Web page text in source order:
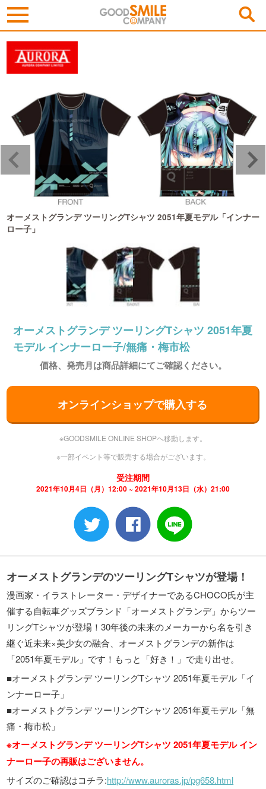
オーメストグランデ ツーリングTシャツ 2051年夏モデル「インナー
ロー子」
オーメストグランデ ツーリングTシャツ 2051年夏
モデル インナーロー子/無痛・梅市松
価格、発売月は商品詳細にてご確認ください。
オンラインショップで購入する
※GOODSMILE ONLINE SHOPへ移動します。
※一部イベント等で販売する場合がございます。
受注期間
2021年10月4日（月）12:00 ~ 2021年10月13日（水）21:00
オーメストグランデのツーリングTシャツが登場！
漫画家・イラストレーター・デザイナーであるCHOCO氏が主
催する自転車グッズブランド「オーメストグランデ」からツー
リングTシャツが登場！30年後の未来のメーカーから名を引き
継ぐ近未来×美少女の融合、オーメストグランデの新作は
「2051年夏モデル」です！もっと「好き！」で走り出せ。
■オーメストグランデ ツーリングTシャツ 2051年夏モデル「イ
ンナーロー子」
■オーメストグランデ ツーリングTシャツ 2051年夏モデル「無
痛・梅市松」
※オーメストグランデ ツーリングTシャツ 2051年夏モデル イン
ナーロー子の再販はございません。
サイズのご確認はコチラ:http://www.auroras.jp/pg658.html